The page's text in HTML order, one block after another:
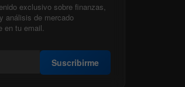
exclusivo sobre finanzas,
análisis de mercado
en tu email.
Suscribirme